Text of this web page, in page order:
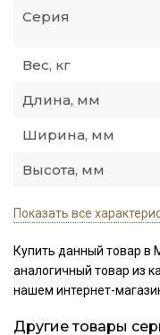
Серия
Вес, кг
Длина, мм
Ширина, мм
Высота, мм
Показать все
Купить данный товар в
аналогичный товар из
нашем интернет-
Другие товары